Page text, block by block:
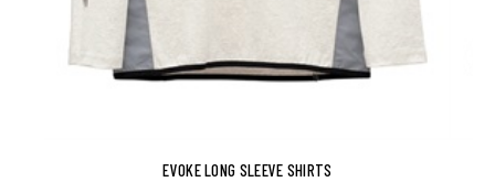
EVOKE LONG SLEEVE SHIRTS